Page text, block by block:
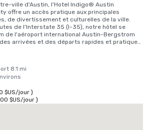
ville d'Austin, l'Hotel Indigo® Austin
offre un accès pratique aux principales
de divertissement et culturelles de la ville.
de l'Interstate 35 (I-35), notre hôtel se
de l'aéroport international Austin-Bergstrom
arrivées et des départs rapides et pratiques
voyageurs individuels.
Moody, du Moody Center, de
Austin, du Capitole de l'État du Texas, du
de Sixth Street et du quartier culturel
de conventions d'Austin et le quartier
sont également accessibles en quelques
8.1 mi
$US/jour)
$US/jour)